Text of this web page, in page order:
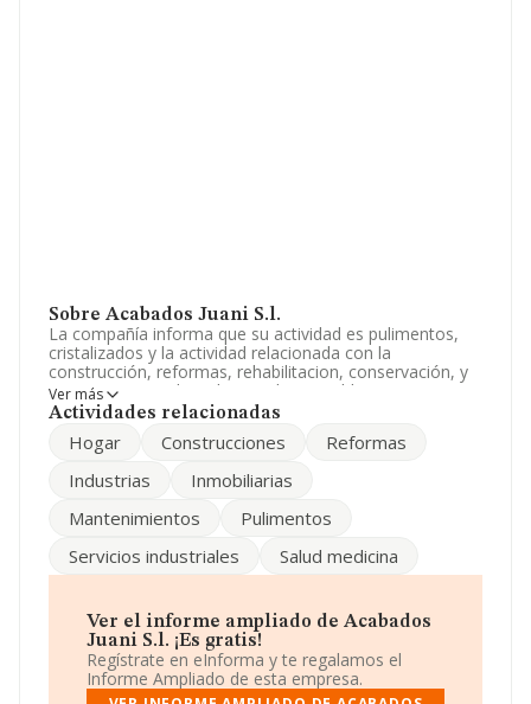
Sobre Acabados Juani S.l.
La compañía informa que su actividad es pulimentos,
cristalizados y la actividad relacionada con la
construcción, reformas, rehabilitacion, conservación, y
mantenimiento de todo tipo de inmuebles rusticos y
urbanos la promoción, parcelacion, y urbanización de.
Sociedad Limitada. Su actividad CNAE es '%cnae%' con
exportación.
La plantilla se ha mantenido igual y teniendo en cuenta
con un número de empleados inferior a la media de
sector.
La empresa española Acabados Juani S.L, con número
de identificación fiscal B92183615, se encuentra en
Calle López Maldonado núm. 3 L 1, (29190), en el
municipio de Málaga, Andalucía.
Ver más
Actividades relacionadas
Hogar Construcciones
Reformas
Industrias
Inmobiliarias
Mantenimientos
Pulimentos
Servicios industriales
Salud medicina
Ver el informe ampliado de Acabados
Juani S.l. ¡Es gratis!
Regístrate en eInforma y te regalamos el
Informe Ampliado de esta empresa.